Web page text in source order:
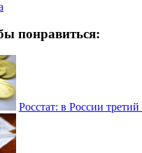
понравиться:
Росстат: в России